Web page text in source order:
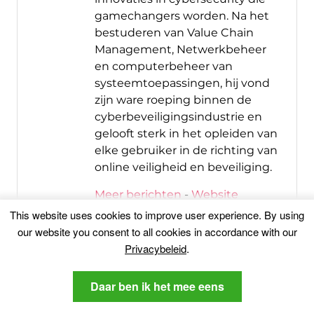
gamechangers worden. Na het
bestuderen van Value Chain
Management, Netwerkbeheer
en computerbeheer van
systeemtoepassingen, hij vond
zijn ware roeping binnen de
cyberbeveiligingsindustrie en
gelooft sterk in het opleiden van
elke gebruiker in de richting van
online veiligheid en beveiliging.
Meer berichten - Website
Volg mij:
This website uses cookies to improve user experience. By using
our website you consent to all cookies in accordance with our
Privacybeleid.
Daar ben ik het mee eens